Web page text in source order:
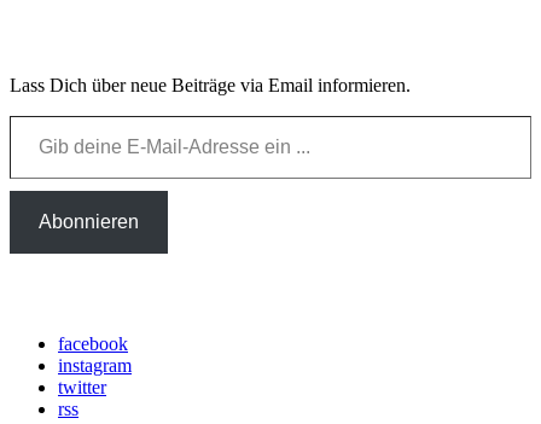
Lass Dich über neue Beiträge via Email informieren.
Gib deine E-Mail-Adresse ein ...
Abonnieren
facebook
instagram
twitter
rss